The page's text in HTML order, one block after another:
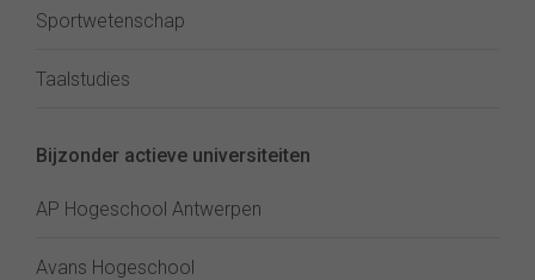
Sportwetenschap
Taalstudies
Bijzonder actieve universiteiten
AP Hogeschool Antwerpen
Avans Hogeschool